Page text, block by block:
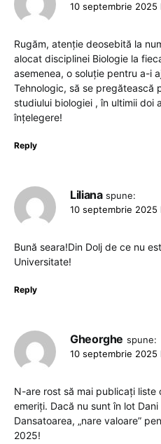
10 septembrie 2025
Rugăm, atenție deosebită la
alocat disciplinei Biologie la
asemenea, o soluție pentru a-i
Tehnologic, să se pregătească
studiului biologiei , în ultimii doi
înțelegere!
Reply
Liliana spune:
10 septembrie 2025
Bună seara!Din Dolj de ce nu
Universitate!
Reply
Gheorghe spune:
10 septembrie 2025
N-are rost să mai publicați liste
emeriți. Dacă nu sunt în lot
Dansatoarea, „nare valoare”
2025!